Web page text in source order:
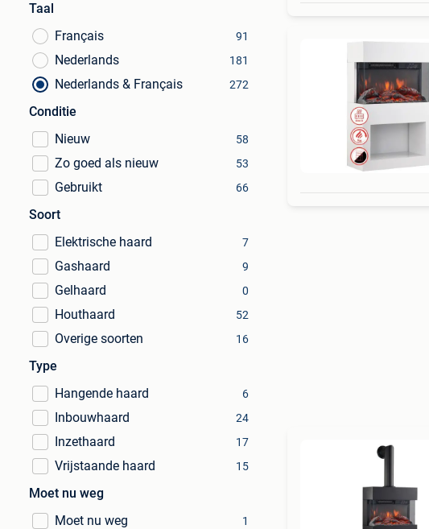
Taal
Français
91
Nederlands 181
Nederlands & Français 272
Conditie
Nieuw
58
Zo goed als nieuw 53
Gebruikt 66
Soort
Elektrische haard
7
Gashaard 9
Gelhaard 0
Houthaard 52
Overige soorten 16
Type
Hangende haard
6
Inbouwhaard 24
Inzethaard 17
Vrijstaande haard 15
Moet nu weg
Moet nu weg
1